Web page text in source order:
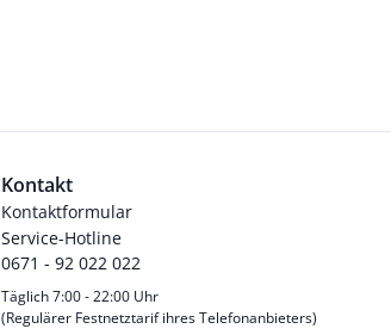
Kontakt
Kontaktformular
Service-Hotline
0671 - 92 022 022
Täglich 7:00 - 22:00 Uhr
(Regulärer Festnetztarif ihres Telefonanbieters)